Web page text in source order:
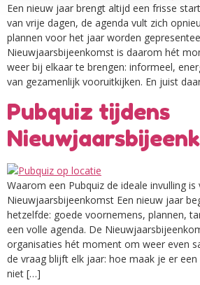
Een nieuw jaar brengt altijd een frisse
van vrije dagen, de agenda vult zich
plannen voor het jaar worden
Nieuwjaarsbijeenkomst is daarom hét
weer bij elkaar te brengen: informeel,
van gezamenlijk vooruitkijken. En juist
Pubquiz tijdens
Waarom een Pubquiz de ideale invulling is
Nieuwjaarsbijeenkomst Een nieuw jaar
hetzelfde: goede voornemens, plannen,
een volle agenda. De
organisaties hét moment om weer even
de vraag blijft elk jaar: hoe maak je er
niet […]